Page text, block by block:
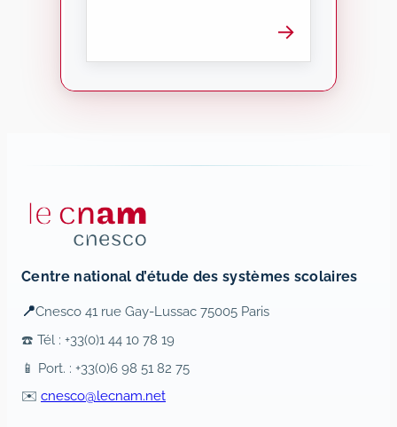
→
Centre national d’étude des systèmes scolaires
📍Cnesco 41 rue Gay-Lussac 75005 Paris
☎️ Tél : +33(0)1 44 10 78 19
📱 Port. : +33(0)6 98 51 82 75
✉️ cnesco@lecnam.net